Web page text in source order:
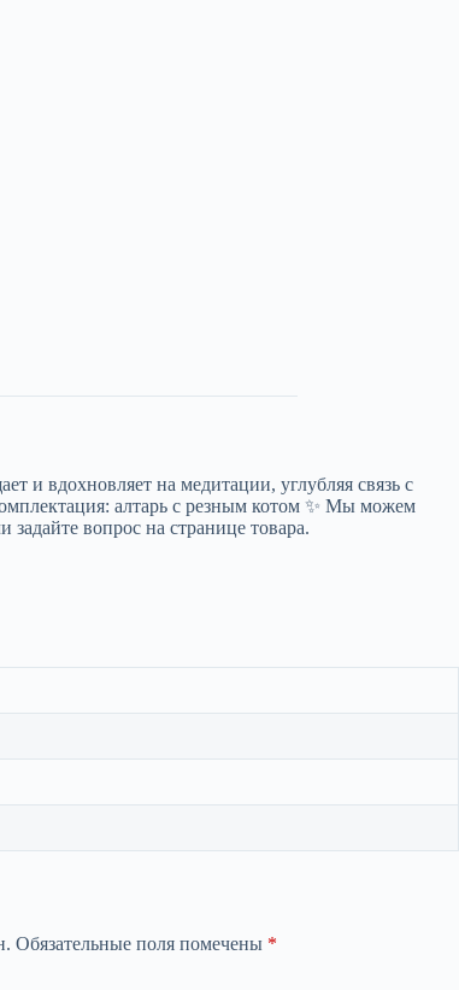
и вдохновляет на медитации, углубляя связь с
алтарь с резным котом ✨ Мы можем
вопрос на странице товара.
Обязательные поля помечены *